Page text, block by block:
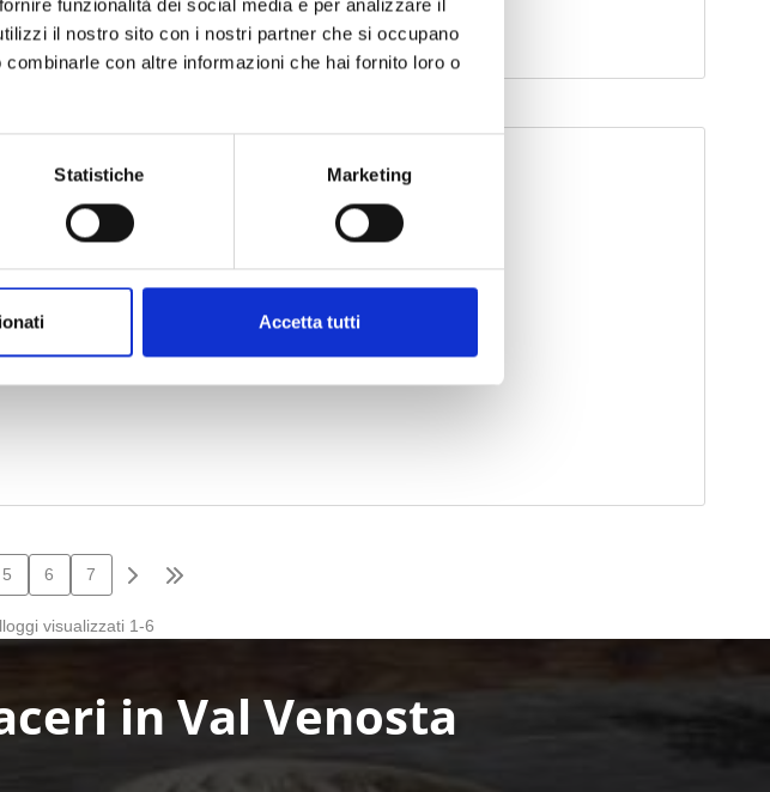
funzionalità dei social media e per analizzare il
il nostro sito con i nostri partner che si occupano
con altre informazioni che hai fornito loro o
Statistiche Marketing
Accetta tutti
in Val Venosta